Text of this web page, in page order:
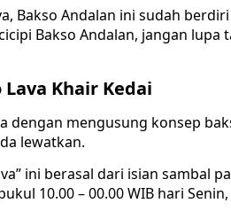
Bakso Andalan ini sudah
Bakso Andalan, jangan
Lava Khair Kedai
dengan mengusung konsep
lewatkan.
ini berasal dari isian sambal
10.00 – 00.00 WIB hari